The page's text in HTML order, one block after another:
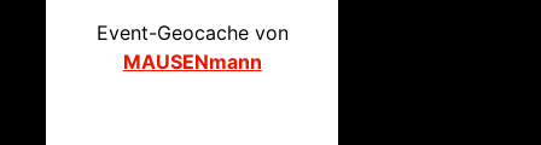
Event-Geocache von
MAUSENmann